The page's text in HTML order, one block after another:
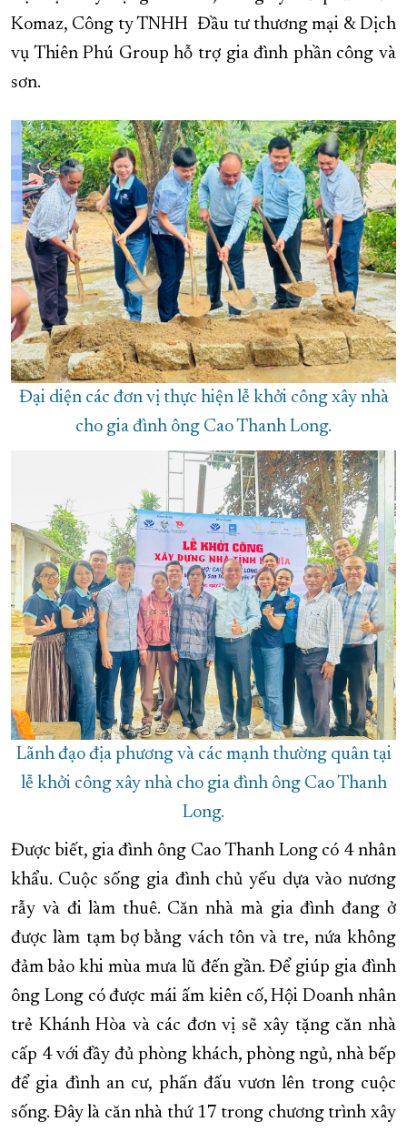
Komaz, Công ty TNHH Đầu tư thương mại & Dịch
vụ Thiên Phú Group hỗ trợ gia đình phần công và
sơn.
Đại diện các đơn vị thực hiện lễ khởi công xây nhà
cho gia đình ông Cao Thanh Long.
Lãnh đạo địa phương và các mạnh thường quân tại
lễ khởi công xây nhà cho gia đình ông Cao Thanh
Long.
Được biết, gia đình ông Cao Thanh Long có 4 nhân
khẩu. Cuộc sống gia đình chủ yếu dựa vào nương
rẫy và đi làm thuê. Căn nhà mà gia đình đang ở
được làm tạm bợ bằng vách tôn và tre, nứa không
đảm bảo khi mùa mưa lũ đến gần. Để giúp gia đình
ông Long có được mái ấm kiên cố, Hội Doanh nhân
trẻ Khánh Hòa và các đơn vị sẽ xây tặng căn nhà
cấp 4 với đầy đủ phòng khách, phòng ngủ, nhà bếp
để gia đình an cư, phấn đấu vươn lên trong cuộc
sống. Đây là căn nhà thứ 17 trong chương trình xây